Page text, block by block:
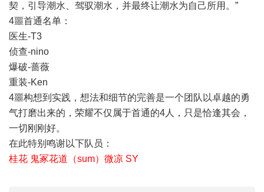
契，引导潮水、驾驭潮水，并最终让潮水为自己所用。”
4噩首通名单：
医生-T3
侦查-nino
爆破-蔷薇
重装-Ken
4噩构想到实践，想法和细节的完善是一个团队以卓越的勇
气打磨出来的，荣耀不仅属于首通的4人，只是恰逢其会，
一切刚刚好。
在此特别鸣谢以下队员：
桂花 鬼冢花道（sum）微凉 SY